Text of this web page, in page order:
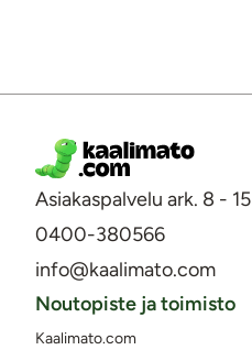
Asiakaspalvelu ark. 8 - 15
0400-380566
info@kaalimato.com
Noutopiste ja toimisto
Kaalimato.com